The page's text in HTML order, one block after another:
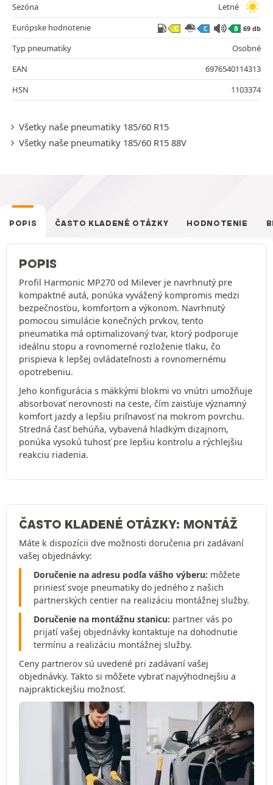
Sezóna
Letné
Európske hodnotenie
C C B 69 db
Typ pneumatiky
Osobné
EAN
6976540114313
HSN
1103374
Všetky naše pneumatiky 185/60 R15
Všetky naše pneumatiky 185/60 R15 88V
POPIS ČASTO KLADENÉ OTÁZKY HODNOTENIE
POPIS
Profil Harmonic MP270 od Milever je navrhnutý pre
kompaktné autá, ponúka vyvážený kompromis medzi
bezpečnosťou, komfortom a výkonom. Navrhnutý
pomocou simulácie konečných prvkov, tento
pneumatika má optimalizovaný tvar, ktorý podporuje
ideálnu stopu a rovnomerné rozloženie tlaku, čo
prispieva k lepšej ovládateľnosti a rovnomernému
opotrebeniu.
Jeho konfigurácia s mäkkými blokmi vo vnútri umožňuje
absorbovať nerovnosti na ceste, čím zaisťuje významný
komfort jazdy a lepšiu priľnavosť na mokrom povrchu.
Stredná časť behúňa, vybavená hladkým dizajnom,
ponúka vysokú tuhosť pre lepšiu kontrolu a rýchlejšiu
reakciu riadenia.
ČASTO KLADENÉ OTÁZKY: MONTÁŽ
Máte k dispozícii dve možnosti doručenia pri zadávaní
vašej objednávky:
Doručenie na adresu podľa vášho výberu: môžete
priniesť svoje pneumatiky do jedného z našich
partnerských centier na realizáciu montážnej služby.
Doručenie na montážnu stanicu: partner vás po
prijatí vašej objednávky kontaktuje na dohodnutie
termínu a realizáciu montážnej služby.
Ceny partnerov sú uvedené pri zadávaní vašej
objednávky. Takto si môžete vybrať najvýhodnejšiu a
najpraktickejšiu možnosť.